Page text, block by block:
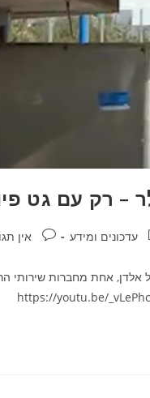
– רק עם גט
עדכונים ומידע אין
אחת מחברות שירותי